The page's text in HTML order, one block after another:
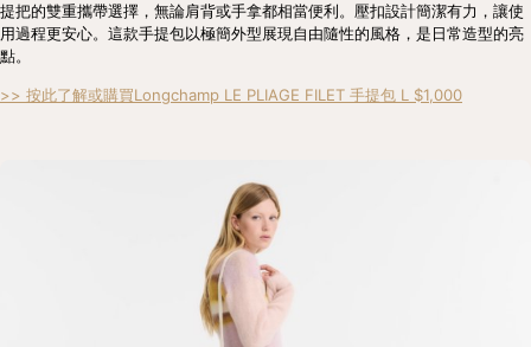
提把的雙重攜帶選擇，無論肩背或手拿都相當便利。壓扣設計簡潔有力，讓使
用過程更安心。這款手提包以極簡外型展現自由隨性的風格，是日常造型的亮
點。
>> 按此了解或購買Longchamp LE PLIAGE FILET 手提包 L $1,000